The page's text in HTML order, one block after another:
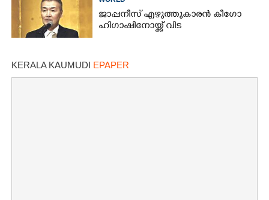
ജാപ്പനീസ് എഴുത്തുകാരൻ കീഗോ
ഹിഗാഷിനോയ്ക്ക് വിട
KERALA KAUMUDI EPAPER